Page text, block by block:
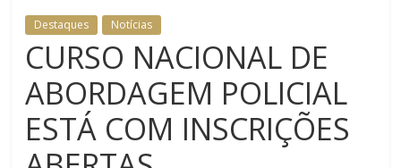
Destaques Notícias
CURSO NACIONAL DE
ABORDAGEM POLICIAL
ESTÁ COM INSCRIÇÕES